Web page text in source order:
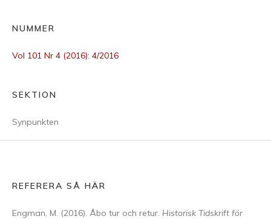
NUMMER
Vol 101 Nr 4 (2016): 4/2016
SEKTION
Synpunkten
REFERERA SÅ HÄR
Engman, M. (2016). Åbo tur och retur. Historisk Tidskrift för